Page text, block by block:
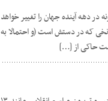
نسخه مجله تایم ، تیتری با عنوان “ایران ۲۰۲۵ چگونه در دهه آینده جهان را تغییر خواهد
که در دستش است (و احتمالا به
حاکی از […]